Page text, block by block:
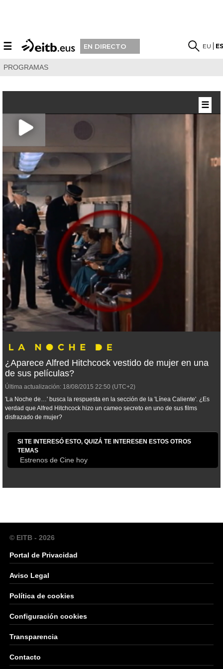
☰ EN DIRECTO EU
PROGRAMAS
¿Aparece Alfred Hitchcock vestido de mujer en una
de sus películas?
Última actualización: 18/08/2015 22:50 (UTC+2)
'La Noche de…' busca la respuesta en la sección de la 'Línea Caliente'. ¿Es
verdad que Alfred Hitchcock hizo un cameo secreto en uno de sus films
disfrazado de mujer?
SI TE INTERESÓ ESTO, QUIZÁ TE INTERESEN ESTOS OTROS
TEMAS
Estrenos de Cine hoy
☰
© EITB - 2026
Portal de Privacidad
Aviso Legal
Política de cookies
Configuración cookies
Transparencia
Contacto